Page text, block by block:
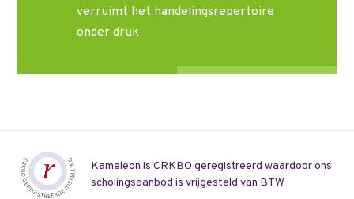
verruimt het handelingsrepertoire
onder druk
Kameleon is CRKBO geregistreerd waardoor ons
scholingsaanbod is vrijgesteld van BTW